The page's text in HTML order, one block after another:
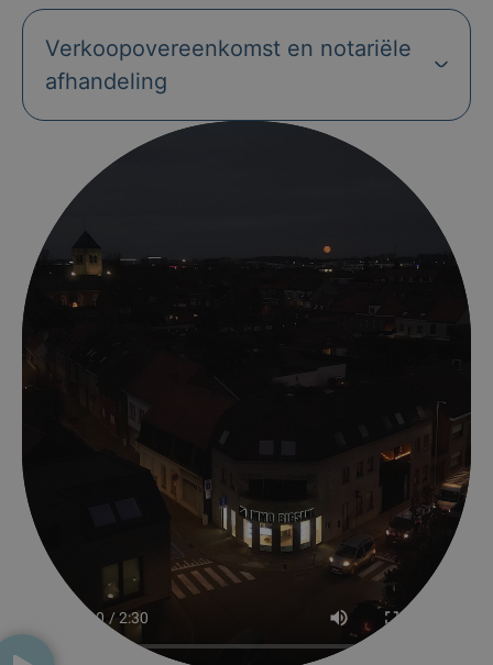
Verkoopovereenkomst en notariële
afhandeling